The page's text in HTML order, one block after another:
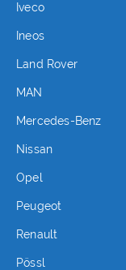
Iveco
Ineos
Land Rover
MAN
Mercedes-Benz
Nissan
Opel
Peugeot
Renault
Pössl